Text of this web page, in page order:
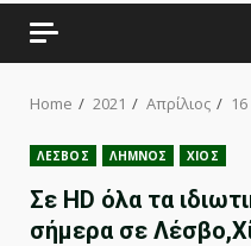
Home 2021 Απρίλιος 16
ΛΕΣΒΟΣ ΛΗΜΝΟΣ ΧΙΟΣ
Σε HD όλα τα
σήμερα σε